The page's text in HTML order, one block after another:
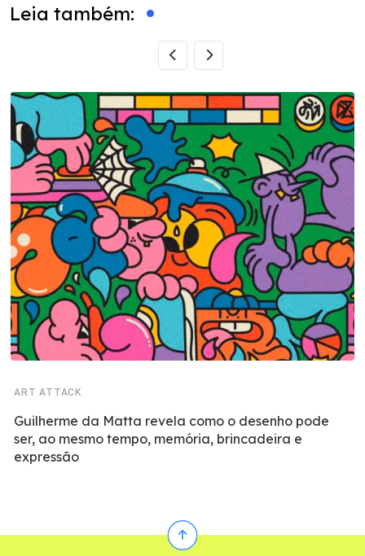
Leia também:
ART ATTACK
Guilherme da Matta revela como o desenho pode
ser, ao mesmo tempo, memória, brincadeira e
expressão